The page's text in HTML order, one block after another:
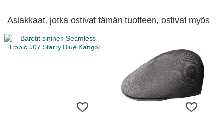
Asiakkaat, jotka ostivat tämän tuotteen, ostivat myös